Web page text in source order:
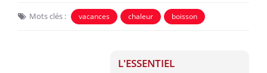
Mots clés : vacances chaleur boisson
L'ESSENTIEL